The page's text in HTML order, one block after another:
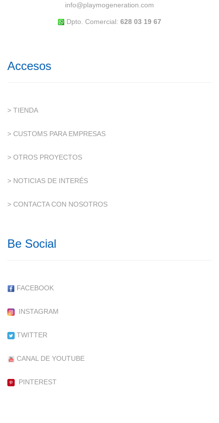
info@playmogeneration.com
Dpto. Comercial: 628 03 19 67
Accesos
> TIENDA
> CUSTOMS PARA EMPRESAS
> OTROS PROYECTOS
> NOTICIAS DE INTERÉS
> CONTACTA CON NOSOTROS
Be Social
FACEBOOK
INSTAGRAM
TWITTER
CANAL DE YOUTUBE
PINTEREST